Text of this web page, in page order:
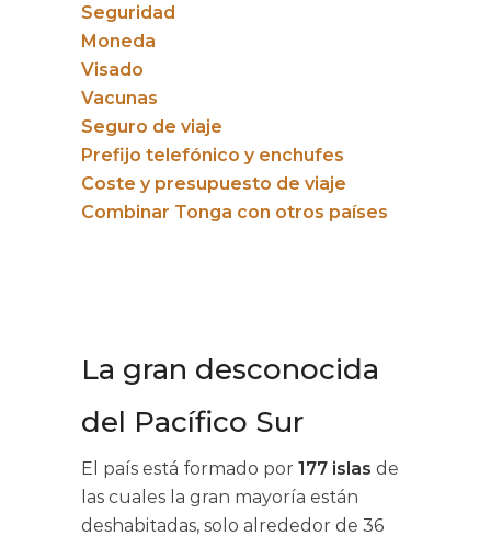
Seguridad
Moneda
Visado
Vacunas
Seguro de viaje
Prefijo telefónico y enchufes
Coste y presupuesto de viaje
Combinar Tonga con otros países
La gran desconocida
del Pacífico Sur
El país está formado por 177 islas de
las cuales la gran mayoría están
deshabitadas, solo alrededor de 36